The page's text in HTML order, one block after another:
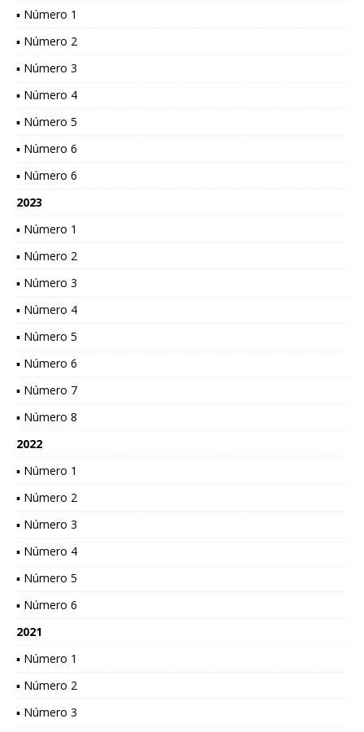
▪ Número 1
▪ Número 2
▪ Número 3
▪ Número 4
▪ Número 5
▪ Número 6
▪ Número 6
2023
▪ Número 1
▪ Número 2
▪ Número 3
▪ Número 4
▪ Número 5
▪ Número 6
▪ Número 7
▪ Número 8
2022
▪ Número 1
▪ Número 2
▪ Número 3
▪ Número 4
▪ Número 5
▪ Número 6
2021
▪ Número 1
▪ Número 2
▪ Número 3